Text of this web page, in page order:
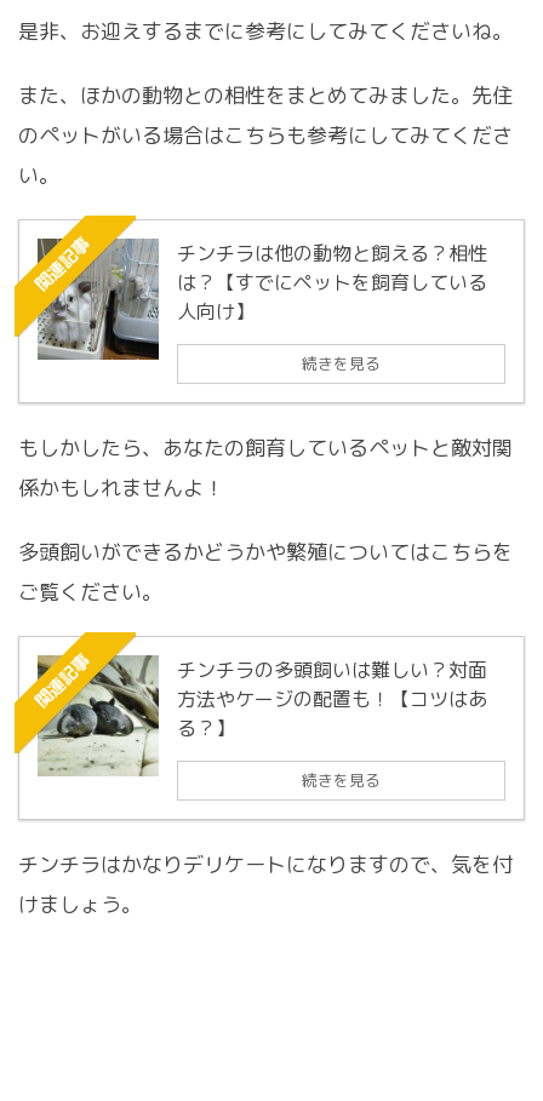
是非、お迎えするまでに参考にしてみてくださいね。
また、ほかの動物との相性をまとめてみました。先住
のペットがいる場合はこちらも参考にしてみてくださ
い。
関連記事
チンチラは他の動物と飼える？相性
は？【すでにペットを飼育している
人向け】
続きを見る
もしかしたら、あなたの飼育しているペットと敵対関
係かもしれませんよ！
多頭飼いができるかどうかや繁殖についてはこちらを
ご覧ください。
関連記事
チンチラの多頭飼いは難しい？対面
方法やケージの配置も！【コツはあ
る？】
続きを見る
チンチラはかなりデリケートになりますので、気を付
けましょう。